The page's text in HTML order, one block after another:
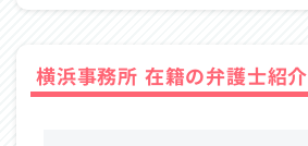
横浜事務所 在籍の弁護士紹介